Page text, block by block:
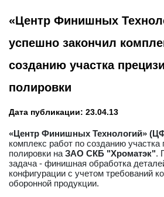
«Центр Финишных
успешно закончил
созданию участка
полировки
Дата публикации: 23.04.13
«Центр Финишных Технологий»
комплекс работ по созданию участка
полировки на ЗАО СКБ "Хроматэк".
задача - финишная обработка
конфигурации с учетом требований
оборонной продукции.